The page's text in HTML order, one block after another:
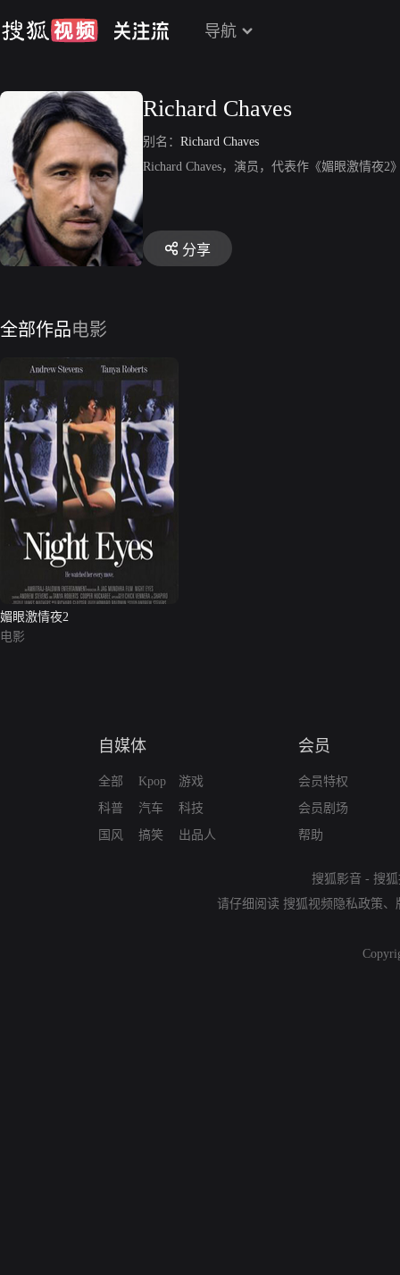
导航
Richard Chaves
别名： Richard Chaves
Richard Chaves，演员，代表作《媚眼激情夜2
分享
全部作品电影
媚眼激情夜2
电影
自媒体
全部
科普
国风
Kpop
汽车
搞笑
游戏
科技
出品人
会员
会员特权
会员剧场
帮助
搜狐影音 - 搜
请仔细阅读 搜狐视频隐私政策、